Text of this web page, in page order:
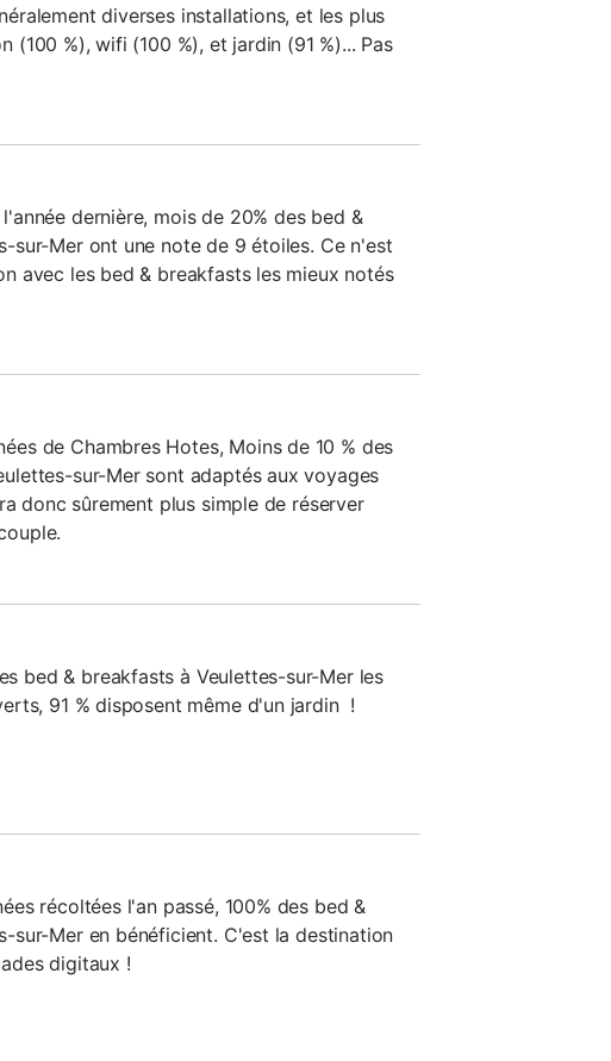
diverses installations, et les plus
(100 %), wifi (100 %), et jardin (91 %)... Pas
dernière, mois de 20% des bed &
sur-Mer ont une note de 9 étoiles. Ce n'est
avec les bed & breakfasts les mieux notés
de Chambres Hotes, Moins de 10 % des
sur-Mer sont adaptés aux voyages
donc sûrement plus simple de réserver
bed & breakfasts à Veulettes-sur-Mer les
91 % disposent même d'un jardin !
récoltées l'an passé, 100% des bed &
sur-Mer en bénéficient. C'est la destination
digitaux !